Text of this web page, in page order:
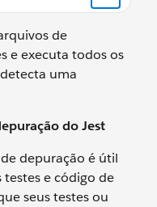
de
e executa todos os
uma
do Jest
depuração é útil
testes e código de
seus testes ou